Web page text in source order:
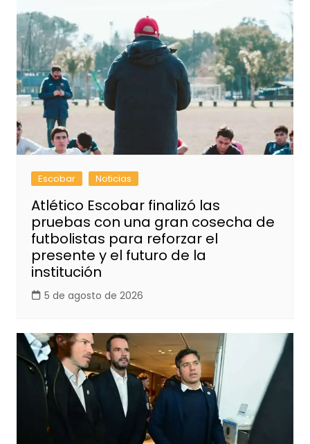
Escobar Noticias
Atlético Escobar finalizó las
pruebas con una gran cosecha de
futbolistas para reforzar el
presente y el futuro de la
institución
5 de agosto de 2026